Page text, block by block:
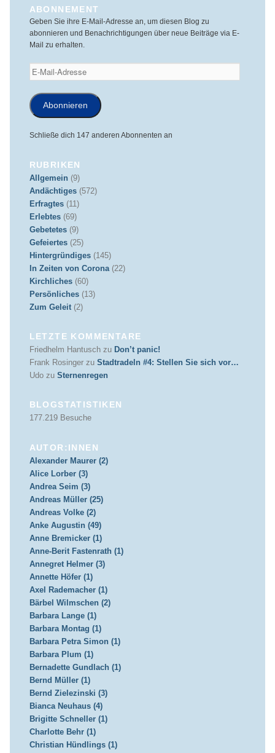
ABONNEMENT
Geben Sie ihre E-Mail-Adresse an, um diesen Blog zu
abonnieren und Benachrichtigungen über neue Beiträge via E-
Mail zu erhalten.
E-
Mail-
Adresse
Abonnieren
Schließe dich 147 anderen Abonnenten an
RUBRIKEN
Allgemein (9)
Andächtiges(572)
Erfragtes(11)
Erlebtes(69)
Gebetetes(9)
Gefeiertes(25)
Hintergründiges(145)
In Zeiten von Corona(22)
Kirchliches(60)
Persönliches(13)
Zum Geleit(2)
LETZTE KOMMENTARE
Friedhelm Hantuschzu Don’t panic!
Frank Rosingerzu Stadtradeln #4: Stellen Sie sich vor…
Udozu Sternenregen
BLOGSTATISTIKEN
177.219 Besuche
AUTOR:INNEN
Alexander Maurer (2)
Alice Lorber (3)
Andrea Seim (3)
Andreas Müller (25)
Andreas Volke (2)
Anke Augustin (49)
Anne Bremicker (1)
Anne-Berit Fastenrath (1)
Annegret Helmer (3)
Annette Höfer (1)
Axel Rademacher (1)
Bärbel Wilmschen (2)
Barbara Lange (1)
Barbara Montag (1)
Barbara Petra Simon (1)
Barbara Plum (1)
Bernadette Gundlach (1)
Bernd Müller (1)
Bernd Zielezinski (3)
Bianca Neuhaus (4)
Brigitte Schneller (1)
Charlotte Behr (1)
Christian Hündlings (1)